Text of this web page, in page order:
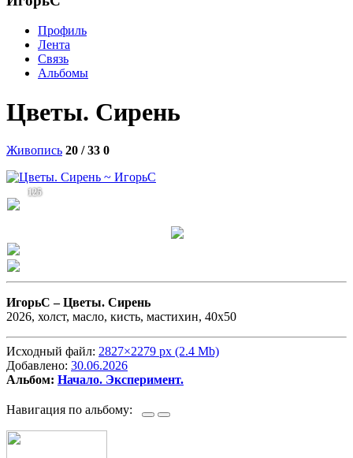
Профиль
Лента
Связь
Альбомы
Цветы. Сирень
Живопись 20 / 33 0
125
ИгорьС –Цветы. Сирень
2026, холст, масло, кисть, мастихин, 40х50
Исходный файл: 2827×2279 px (2.4 Mb)
Добавлено: 30.06.2026
Альбом: Начало. Эксперимент.
Навигация по альбому: